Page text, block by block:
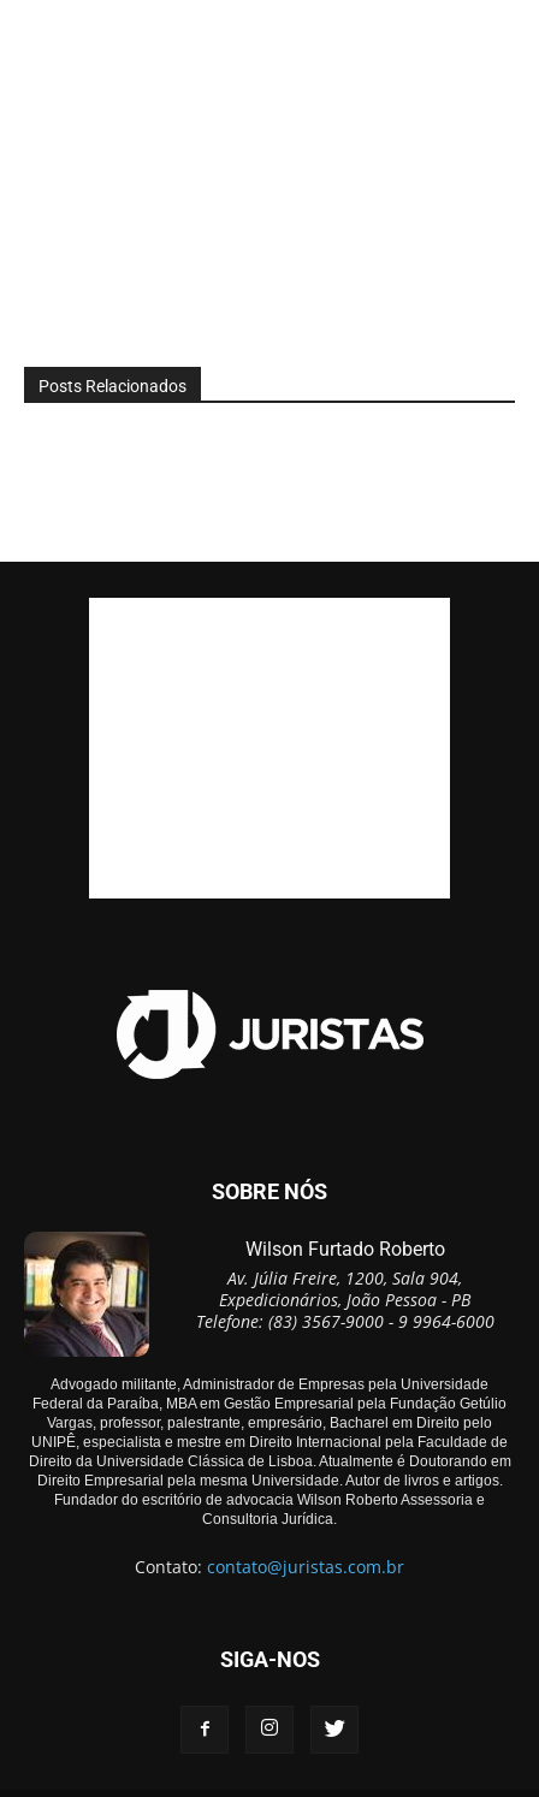
Posts Relacionados
SOBRE NÓS
Wilson Furtado Roberto
Av. Júlia Freire, 1200, Sala 904,
Expedicionários, João Pessoa - PB
Telefone: (83) 3567-9000 - 9 9964-6000
Advogado militante, Administrador de Empresas pela Universidade
Federal da Paraíba, MBA em Gestão Empresarial pela Fundação Getúlio
Vargas, professor, palestrante, empresário, Bacharel em Direito pelo
UNIPÊ, especialista e mestre em Direito Internacional pela Faculdade de
Direito da Universidade Clássica de Lisboa. Atualmente é Doutorando em
Direito Empresarial pela mesma Universidade. Autor de livros e artigos.
Fundador do escritório de advocacia Wilson Roberto Assessoria e
Consultoria Jurídica.
Contato: contato@juristas.com.br
SIGA-NOS